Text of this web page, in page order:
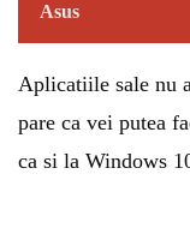
Asus
Aplicatiile sale nu
pare ca vei putea
ca si la Windows